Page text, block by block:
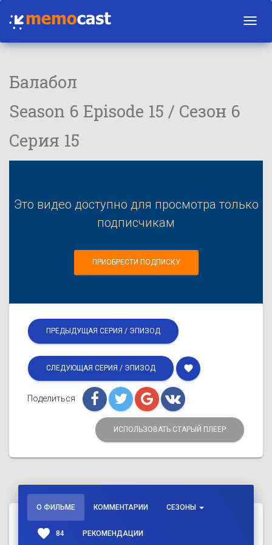
Балабол
Season 6 Episode 15 / Сезон 6
Серия 15
Это видео доступно для просмотра только
подписчикам
ПРИОБРЕСТИ ПОДПИСКУ
ПРЕДЫДУЩАЯ СЕРИЯ / ЭПИЗОД
СЛЕДУЮЩАЯ СЕРИЯ / ЭПИЗОД favorite
Поделиться
ИСПОЛЬЗОВАТЬ СТАРЫЙ ПЛЕЕР
О ФИЛЬМЕ КОММЕНТАРИИ СЕЗОНЫ
favorite 84 РЕКОМЕНДАЦИИ